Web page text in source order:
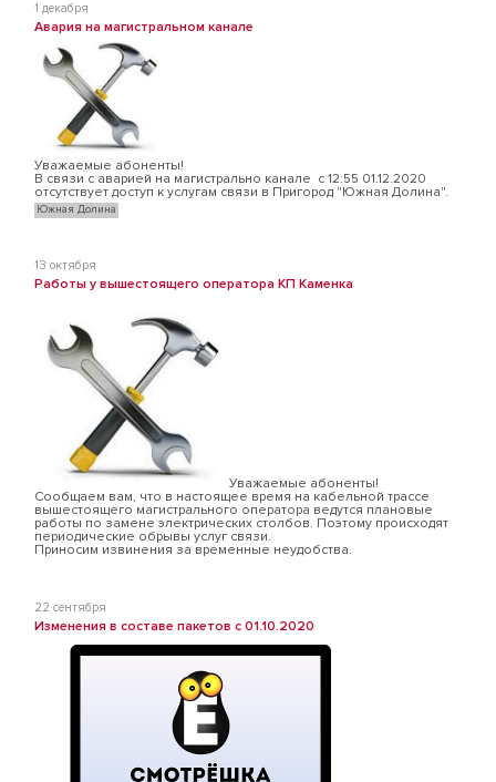
1 декабря
Авария на магистральном канале
Уважаемые абоненты!
В связи с аварией на магистрально канале с 12:55 01.12.2020
отсутствует доступ к услугам связи в Пригород "Южная Долина".
Южная Долина
13 октября
Работы у вышестоящего оператора КП Каменка
Уважаемые абоненты!
Сообщаем вам, что в настоящее время на кабельной трассе
вышестоящего магистрального оператора ведутся плановые
работы по замене электрических столбов. Поэтому происходят
периодические обрывы услуг связи.
Приносим извинения за временные неудобства.
22 сентября
Изменения в составе пакетов с 01.10.2020